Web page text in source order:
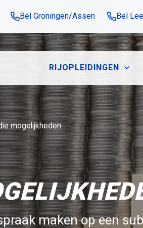
Bel Groningen/Assen Bel
RIJOPLEIDINGEN
mogelijkheden​
maken op een